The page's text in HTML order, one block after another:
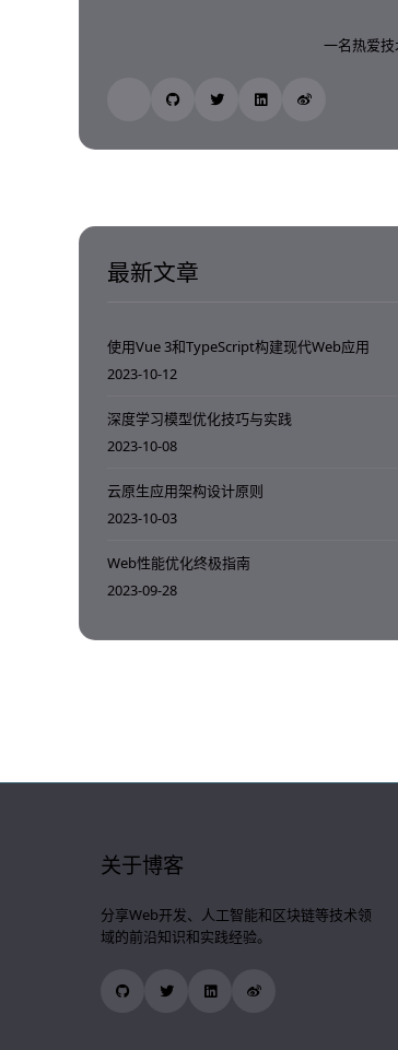
一名热爱技
最新文章
使用Vue 3和TypeScript构建现代Web应用
2023-10-12
深度学习模型优化技巧与实践
2023-10-08
云原生应用架构设计原则
2023-10-03
Web性能优化终极指南
2023-09-28
关于博客
分享Web开发、人工智能和区块链等技术领
域的前沿知识和实践经验。